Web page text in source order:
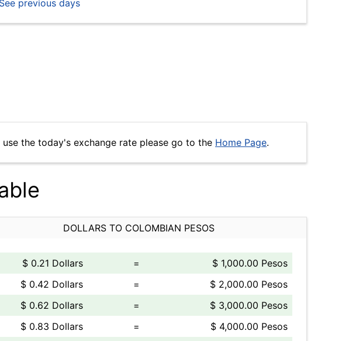
See previous days
the today's exchange rate please go to the Home Page.
DOLLARS TO COLOMBIAN PESOS
$ 0.21 Dollars =
$ 1,000.00 Pesos
$ 0.42 Dollars
=
$ 2,000.00 Pesos
$ 0.62 Dollars
=
$ 3,000.00 Pesos
$ 0.83 Dollars
=
$ 4,000.00 Pesos